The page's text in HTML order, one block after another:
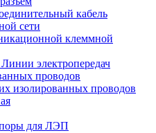
кабель
сети
клеммной
Линии электропередач
проводов
изолированных проводов
для ЛЭП